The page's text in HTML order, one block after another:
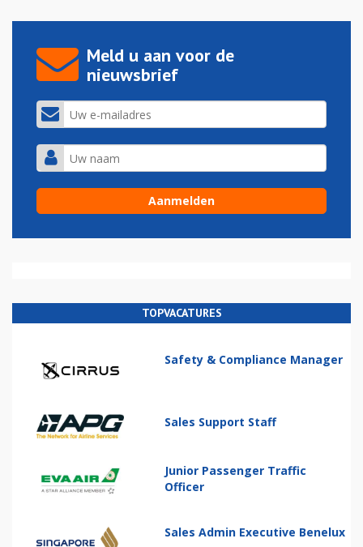
Meld u aan voor de
nieuwsbrief
TOPVACATURES
Safety & Compliance Manager
Sales Support Staff
Junior Passenger Traffic
Officer
Sales Admin Executive Benelux